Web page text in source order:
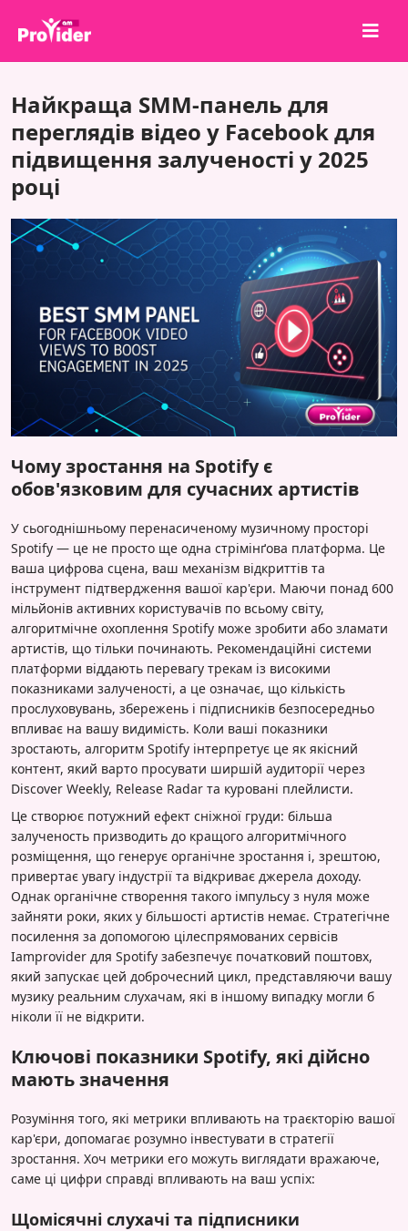
Про нас
Увійти
Зареєструватися
Послуги
API
Блог
Найкраща SMM-панель для
переглядів відео у Facebook для
підвищення залученості у 2025
році
Чому зростання на Spotify є
обов'язковим для сучасних артистів
У сьогоднішньому перенасиченому музичному просторі
Spotify — це не просто ще одна стрімінґова платформа. Це
ваша цифрова сцена, ваш механізм відкриттів та
інструмент підтвердження вашої кар'єри. Маючи понад 600
мільйонів активних користувачів по всьому світу,
алгоритмічне охоплення Spotify може зробити або зламати
артистів, що тільки починають. Рекомендаційні системи
платформи віддають перевагу трекам із високими
показниками залученості, а це означає, що кількість
прослуховувань, збережень і підписників безпосередньо
впливає на вашу видимість. Коли ваші показники
зростають, алгоритм Spotify інтерпретує це як якісний
контент, який варто просувати ширшій аудиторії через
Discover Weekly, Release Radar та куровані плейлисти.
Це створює потужний ефект сніжної груди: більша
залученость призводить до кращого алгоритмічного
розміщення, що генерує органічне зростання і, зрештою,
привертає увагу індустрії та відкриває джерела доходу.
Однак органічне створення такого імпульсу з нуля може
зайняти роки, яких у більшості артистів немає. Стратегічне
посилення за допомогою цілеспрямованих сервісів
Iamprovider для Spotify забезпечує початковий поштовх,
який запускає цей доброчесний цикл, представляючи вашу
музику реальним слухачам, які в іншому випадку могли б
ніколи її не відкрити.
Ключові показники Spotify, які дійсно
мають значення
Розуміння того, які метрики впливають на траєкторію вашої
кар'єри, допомагає розумно інвестувати в стратегії
зростання. Хоч метрики его можуть виглядати вражаюче,
саме ці цифри справді впливають на ваш успіх:
Щомісячні слухачі та підписники